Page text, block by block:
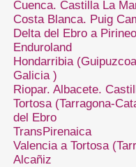
Cuenca. Castilla La
Costa Blanca. Puig
Delta del Ebro a
Enduroland
Hondarribia
Galicia )
Riopar. Albacete.
Tortosa (Tarragona-
del Ebro
TransPirenaica
Valencia a Tortosa
Alcañiz